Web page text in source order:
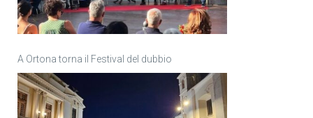
A Ortona torna il Festival del dubbio